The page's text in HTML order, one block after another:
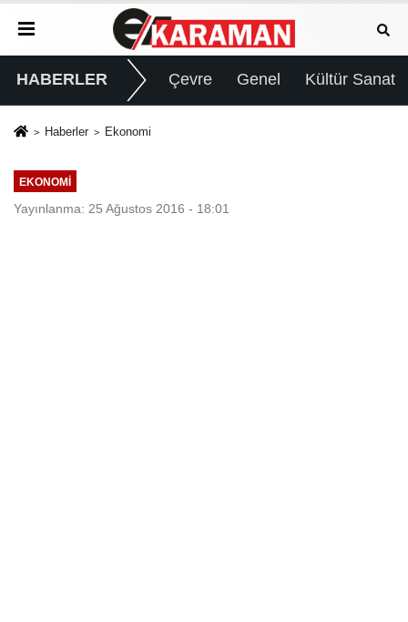
HABERLER Çevre Genel Kültür Sanat
Haberler Ekonomi
EKONOMI
Yayınlanma: 25 Ağustos 2016 - 18:01